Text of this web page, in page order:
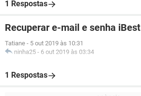
1 Respostas
Recuperar e-mail e senha iBest
Tatiane - 5 out 2019 às 10:31
ninha25 - 6 out 2019 às 03:34
1 Respostas